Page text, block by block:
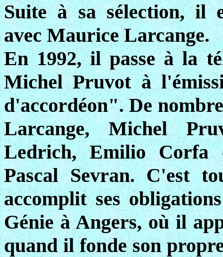
Suite à sa sélection, il
avec Maurice Larcange.
En 1992, il passe à la
Michel Pruvot à
d'accordéon". De
Larcange, Michel
Ledrich, Emilio Corfa
Pascal Sevran. C'est
accomplit ses
Génie à Angers, où il
quand il fonde son